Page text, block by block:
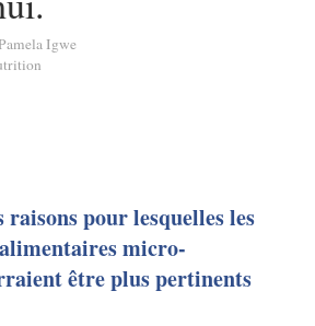
Igwe
raisons pour lesquelles les
micro-
être plus pertinents